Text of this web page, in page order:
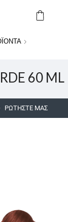
60 ML
ΡΩΤΗΣΤΕ ΜΑΣ